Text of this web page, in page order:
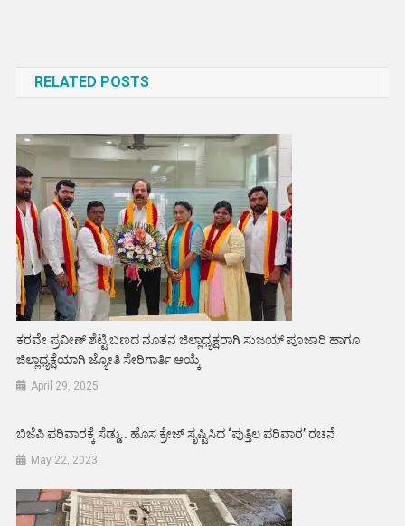
RELATED POSTS
ಕರವೇ ಪ್ರವೀಣ್ ಶೆಟ್ಟಿ ಬಣದ ನೂತನ ಜಿಲ್ಲಾಧ್ಯಕ್ಷರಾಗಿ ಸುಜಯ್ ಪೂಜಾರಿ ಹಾಗೂ
ಜಿಲ್ಲಾಧ್ಯಕ್ಷೆಯಾಗಿ ಜ್ಯೋತಿ ಸೇರಿಗಾರ್ತಿ ಆಯ್ಕೆ
April 29, 2025
ಬಿಜೆಪಿ ಪರಿವಾರಕ್ಕೆ ಸೆಡ್ಡು.. ಹೊಸ ಕ್ರೇಜ್ ಸೃಷ್ಟಿಸಿದ ‘ಪುತ್ತಿಲ ಪರಿವಾರ’ ರಚನೆ
May 22, 2023